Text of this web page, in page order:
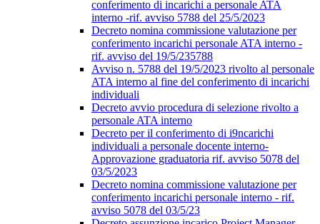
conferimento di incarichi a personale ATA
interno -rif. avviso 5788 del 25/5/2023
Decreto nomina commissione valutazione per
conferimento incarichi personale ATA interno -
rif. avviso del 19/5/235788
Avviso n. 5788 del 19/5/2023 rivolto al personale
ATA interno al fine del conferimento di incarichi
individuali
Decreto avvio procedura di selezione rivolto a
personale ATA interno
Decreto per il conferimento di i9ncarichi
individuali a personale docente interno-
Approvazione graduatoria rif. avviso 5078 del
03/5/2023
Decreto nomina commissione valutazione per
conferimento incarichi personale interno - rif.
avviso 5078 del 03/5/23